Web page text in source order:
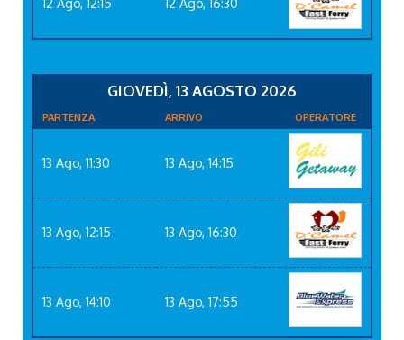
GIOVEDÌ, 13 AGOSTO 2026
PARTENZA ARRIVO OPERATORE
13 Ago, 11:30 13 Ago, 14:15
13 Ago, 12:15 13 Ago, 16:30
13 Ago, 14:10 13 Ago, 17:55